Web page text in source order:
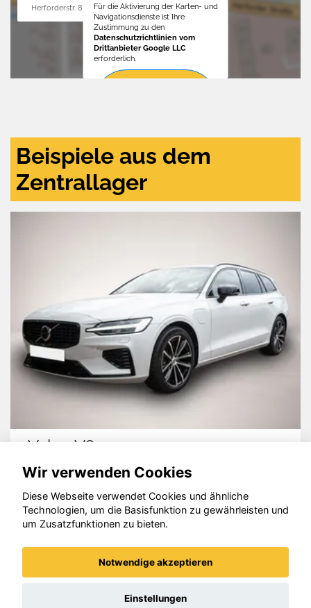
Herforderstr. 81, 32657 LemgoFür die Aktivierung der Karten- und
Navigationsdienste ist Ihre
Zustimmung zu den
Datenschutzrichtlinien vom
Drittanbieter Google LLC
erforderlich.
Beispiele aus dem
Zentrallager
Cupra
© konjunkturmotor.de GmbH 2020 - 2026
Wir verwenden Cookies
Diese Webseite verwendet Cookies und ähnliche
Technologien, um die Basisfunktion zu gewährleisten und
um Zusatzfunktionen zu bieten.
Notwendige akzeptieren
Einstellungen